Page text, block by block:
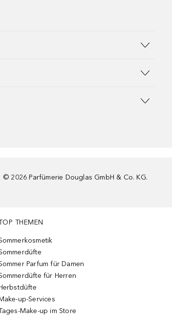
© 2026 Parfümerie Douglas GmbH & Co. KG.
THEMEN
Parfum für Damen
für Herren
up-Services
Make-up im Store